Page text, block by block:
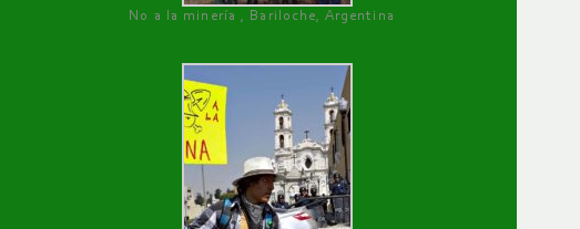
No a la minería , Bariloche, Argentina